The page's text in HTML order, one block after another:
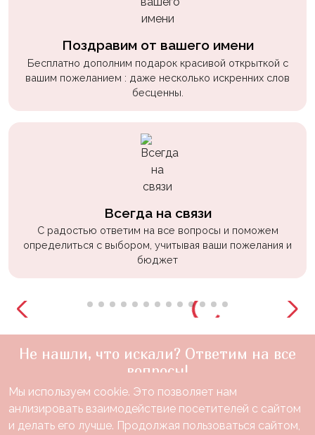
Поздравим от вашего имени
Бесплатно дополним подарок красивой открыткой с
вашим пожеланием : даже несколько искренних слов
бесценны.
Всегда на связи
С радостью ответим на все вопросы и поможем
определиться с выбором, учитывая ваши пожелания и
бюджет
Не нашли, что искали? Ответим на все
вопросы!
+7(910)888-48-60
звонок по России бесплатный
Мы используем cookie. Это позволяет нам
анлизировать взаимодействие посетителей с сайтом
и делать его лучше. Продолжая пользоваться сайтом,